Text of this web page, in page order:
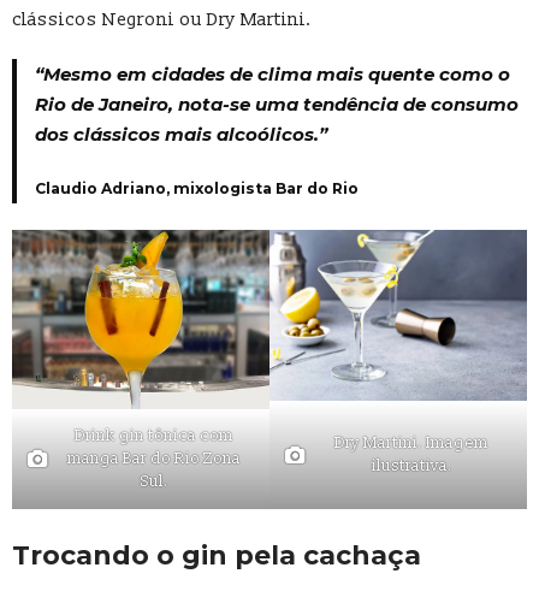
clássicos Negroni ou Dry Martini.
“Mesmo em cidades de clima mais quente como o
Rio de Janeiro, nota-se uma tendência de consumo
dos clássicos mais alcoólicos.”
Claudio Adriano, mixologista Bar do Rio
Drink gin tônica com
manga Bar do Rio Zona
Sul.
Dry Martini. Imagem
ilustrativa.
Trocando o gin pela cachaça